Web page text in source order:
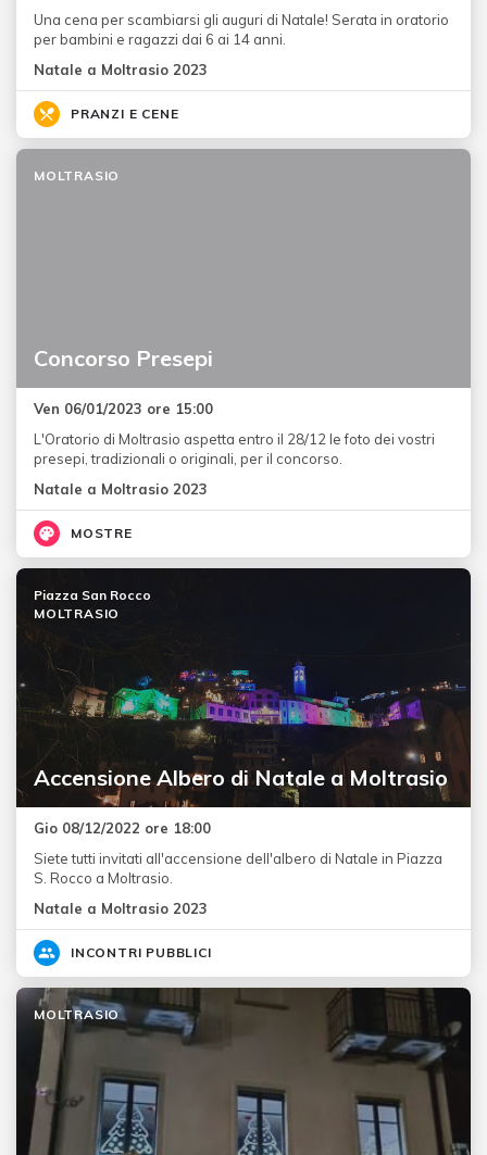
Una cena per scambiarsi gli auguri di Natale! Serata in oratorio
per bambini e ragazzi dai 6 ai 14 anni.
Natale a Moltrasio 2023
PRANZI E CENE
Concorso Presepi
MOLTRASIO
Ven 06/01/2023 ore 15:00
L'Oratorio di Moltrasio aspetta entro il 28/12 le foto dei vostri
presepi, tradizionali o originali, per il concorso.
Natale a Moltrasio 2023
MOSTRE
Accensione Albero di Natale a Moltrasio
Piazza San Rocco
MOLTRASIO
Gio 08/12/2022 ore 18:00
Siete tutti invitati all'accensione dell'albero di Natale in Piazza
S. Rocco a Moltrasio.
Natale a Moltrasio 2023
INCONTRI PUBBLICI
MOLTRASIO